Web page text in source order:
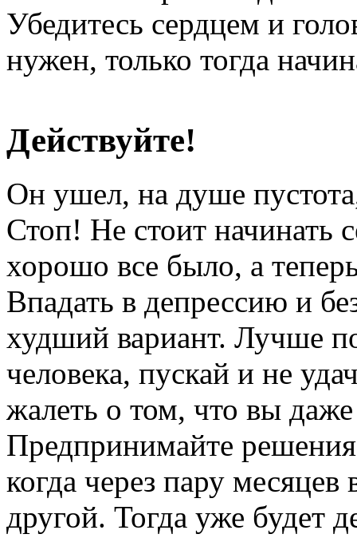
Убедитесь сердцем и
нужен, только тогда
Действуйте!
Он ушел, на душе
Стоп! Не стоит начинать
хорошо все было, а
Впадать в депрессию и
худший вариант. Лучше
человека, пускай и не
жалеть о том, что вы даже
Предпринимайте
когда через пару месяцев
другой. Тогда уже будет